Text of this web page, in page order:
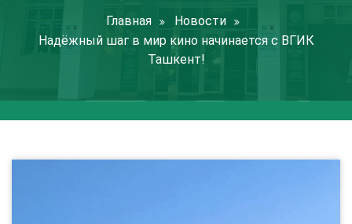
Главная
Новости
Надёжный шаг в мир кино начинается с ВГИК
Ташкент!